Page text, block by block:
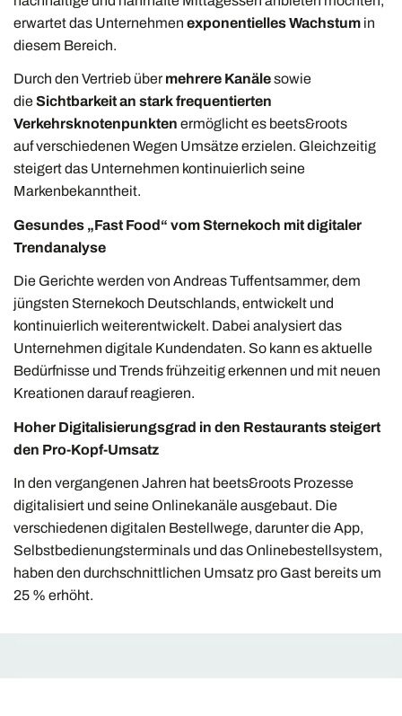
erwartet das Unternehmen exponentielles Wachstum in
diesem Bereich.
Durch den Vertrieb übermehrere Kanälesowie
dieSichtbarkeit an stark frequentierten
Verkehrsknotenpunkten ermöglicht es beets&roots
auf verschiedenen Wegen Umsätze erzielen. Gleichzeitig
steigert das Unternehmen kontinuierlich seine
Markenbekanntheit.
Gesundes „Fast Food“ vom Sternekoch mit digitaler
Trendanalyse
Die Gerichte werden von Andreas Tuffentsammer, dem
jüngsten Sternekoch Deutschlands, entwickelt und
kontinuierlich weiterentwickelt. Dabei analysiert das
Unternehmen digitale Kundendaten. So kann es aktuelle
Bedürfnisse und Trends frühzeitig erkennen und mit neuen
Kreationen darauf reagieren.
Hoher Digitalisierungsgrad in den Restaurants steigert
den Pro-Kopf-Umsatz
In den vergangenen Jahren hat beets&roots Prozesse
digitalisiert und seine Onlinekanäle ausgebaut. Die
verschiedenen digitalen Bestellwege, darunter die App,
Selbstbedienungsterminals und das Onlinebestellsystem,
haben den durchschnittlichen Umsatz pro Gast bereits um
25 % erhöht.